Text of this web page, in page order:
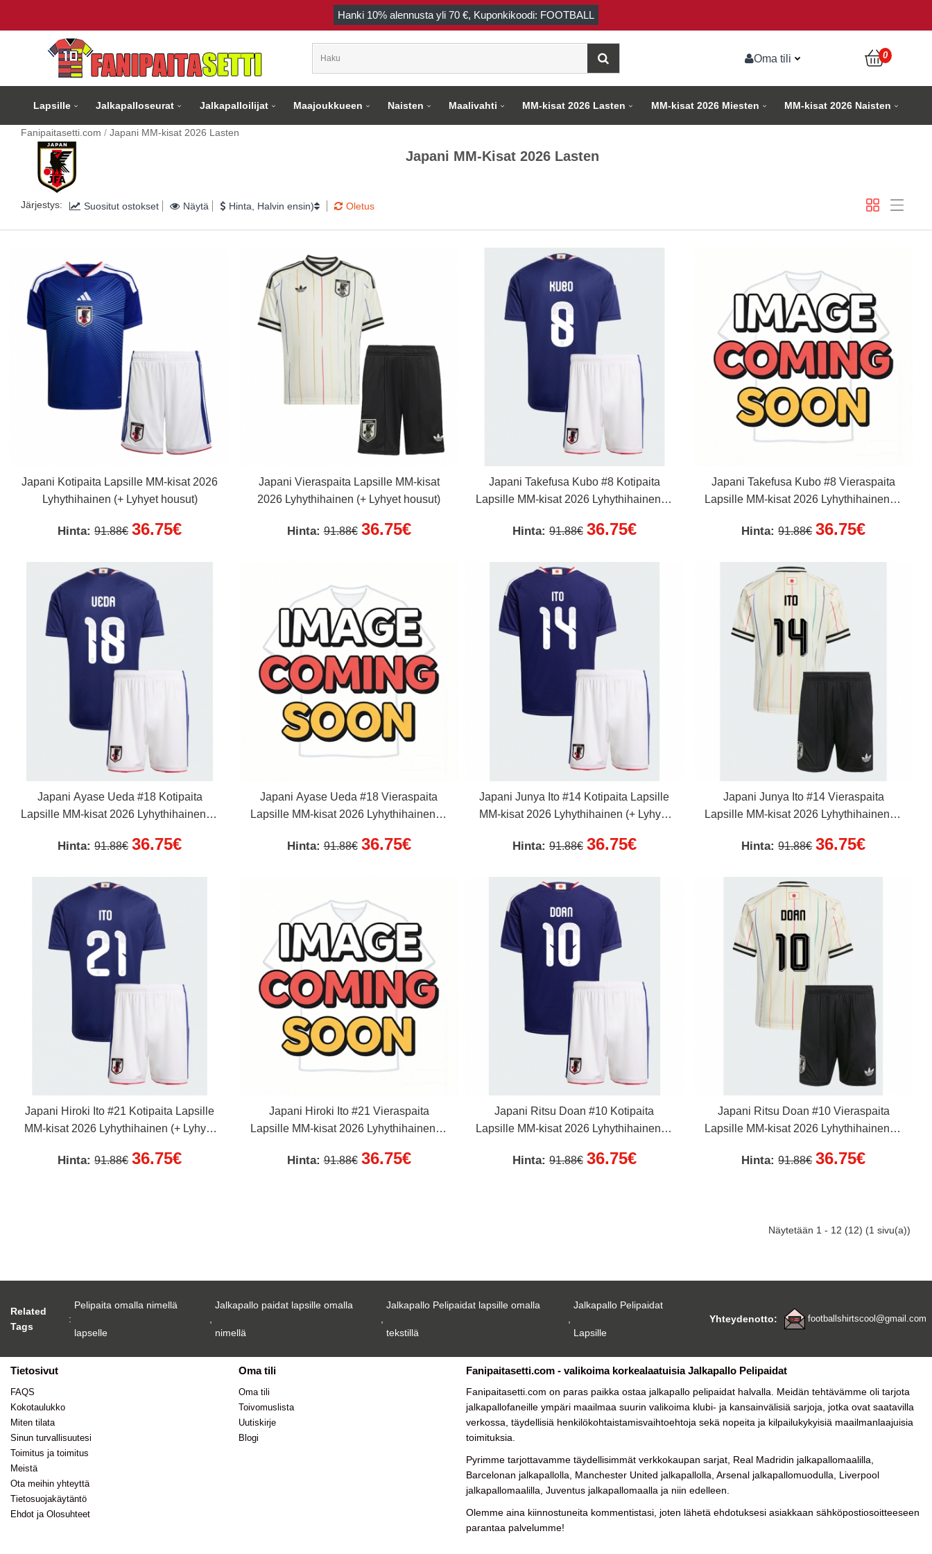
Hanki 10% alennusta yli 70 €, Kuponkikoodi: FOOTBALL
Oma tili 0
Lapsille Jalkapalloseurat Jalkapalloilijat Maajoukkueen Naisten Maalivahti MM-kisat 2026 Lasten MM-kisat 2026 Miesten MM-kisat 2026 Naisten
Fanipaitasetti.com Japani MM-kisat 2026 Lasten
Japani MM-Kisat 2026 Lasten
Järjestys: Suositut ostokset Näytä Hinta, Halvin ensin) Oletus
Japani Kotipaita Lapsille MM-kisat 2026
Lyhythihainen (+ Lyhyet housut)
Hinta:91.88€ 36.75€
Japani Vieraspaita Lapsille MM-kisat
2026 Lyhythihainen (+ Lyhyet housut)
Hinta:91.88€ 36.75€
Japani Takefusa Kubo #8 Kotipaita
Lapsille MM-kisat 2026 Lyhythihainen (+
Hinta: 91.88€ 36.75€
Japani Takefusa Kubo #8 Vieraspaita
Lapsille MM-kisat 2026 Lyhythihainen (+
Hinta:91.88€ 36.75€
Japani Ayase Ueda #18 Kotipaita
Lapsille MM-kisat 2026 Lyhythihainen (+
Hinta:91.88€ 36.75€
Japani Ayase Ueda #18 Vieraspaita
Lapsille MM-kisat 2026 Lyhythihainen (+
Hinta:91.88€ 36.75€
Japani Junya Ito #14 Kotipaita Lapsille
MM-kisat 2026 Lyhythihainen (+ Lyhyet
Hinta: 91.88€ 36.75€
Japani Junya Ito #14 Vieraspaita
Lapsille MM-kisat 2026 Lyhythihainen (+
Hinta:91.88€ 36.75€
Japani Hiroki Ito #21 Kotipaita Lapsille
MM-kisat 2026 Lyhythihainen (+ Lyhyet
Hinta:91.88€ 36.75€
Japani Hiroki Ito #21 Vieraspaita
Lapsille MM-kisat 2026 Lyhythihainen (+
Hinta:91.88€ 36.75€
Japani Ritsu Doan #10 Kotipaita
Lapsille MM-kisat 2026 Lyhythihainen (+
Hinta: 91.88€ 36.75€
Japani Ritsu Doan #10 Vieraspaita
Lapsille MM-kisat 2026 Lyhythihainen (+
Hinta:91.88€ 36.75€
Näytetään 1 - 12 (12) (1 sivu(a))
Related
Tags
:
Pelipaita omalla nimellä
lapselle
Jalkapallo paidat lapsille omalla
nimellä
Jalkapallo Pelipaidat lapsille omalla
tekstillä
Jalkapallo Pelipaidat
Lapsille
Yhteydenotto: footballshirtscool@gmail.com
Tietosivut
FAQS
Kokotaulukko
Miten tilata
Sinun turvallisuutesi
Toimitus ja toimitus
Meistä
Ota meihin yhteyttä
Tietosuojakäytäntö
Ehdot ja Olosuhteet
Oma tili
Oma tili
Toivomuslista
Uutiskirje
Blogi
Fanipaitasetti.com - valikoima korkealaatuisia Jalkapallo Pelipaidat
Fanipaitasetti.com on paras paikka ostaa jalkapallo pelipaidat halvalla . Meidän tehtävämme oli tarjota
jalkapallofaneille ympäri maailmaa suurin valikoima klubi- ja kansainvälisiä sarjoja, jotka ovat saatavilla
verkossa, täydellisiä henkilökohtaistamisvaihtoehtoja sekä nopeita ja kilpailukykyisiä maailmanlaajuisia
toimituksia.
Pyrimme tarjottavamme täydellisimmät verkkokaupan sarjat, Real Madridin jalkapallomaalilla,
Barcelonan jalkapallolla, Manchester United jalkapallolla, Arsenal jalkapallomuodulla, Liverpool
jalkapallomaalilla, Juventus jalkapallomaalla ja niin edelleen.
Olemme aina kiinnostuneita kommentistasi, joten lähetä ehdotuksesi asiakkaan sähköpostiosoitteeseen
parantaa palvelumme!